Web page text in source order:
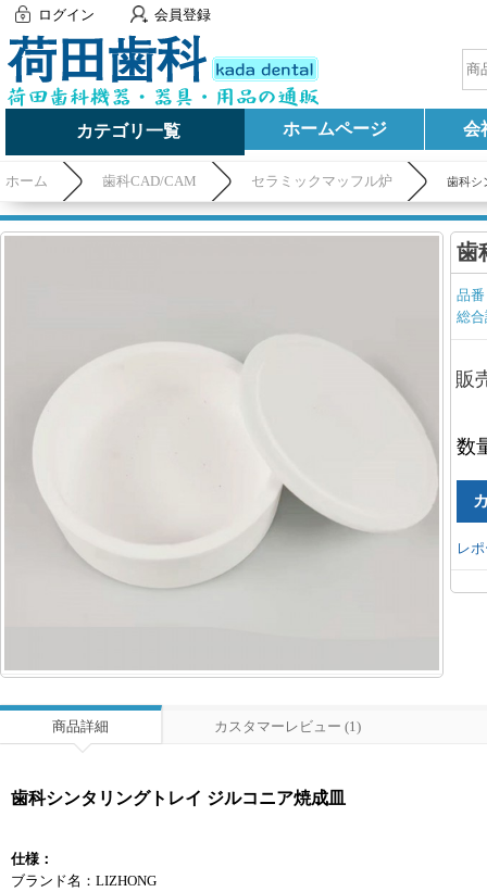
ログイン 会員登録
カテゴリ一覧 ホームページ 会
ホーム 歯科CAD/CAM セラミックマッフル炉 歯科シ
歯
品
総
販
数
レ
商品詳細 カスタマーレビュー (1)
歯科シンタリングトレイ ジルコニア焼成皿
仕様：
ブランド名：LIZHONG